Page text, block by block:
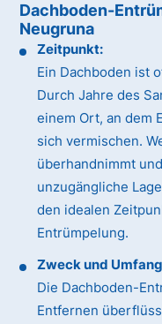
Dachboden-
Neugruna
Zeitpunkt:
Ein Dachboden ist
Durch Jahre des
einem Ort, an dem
sich vermischen.
überhandnimmt
unzugängliche
den idealen
Entrümpelung.
Zweck und
Die Dachboden-
Entfernen